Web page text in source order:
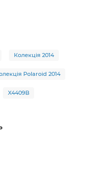
Колекція 2014
Polaroid 2014
X4409B